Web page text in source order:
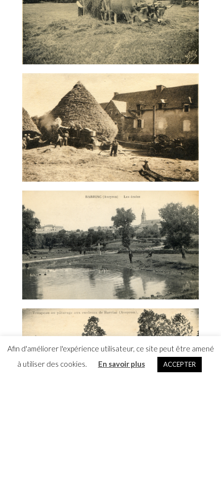
Afin d'améliorer l'expérience utilisateur, ce site peut être amené
à utiliser des cookies.
En savoir plus ACCEPTER